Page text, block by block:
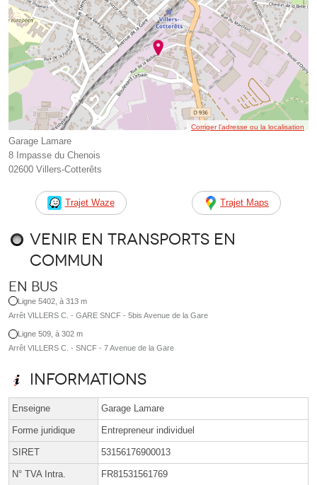
Corriger l’adresse ou la localisation
Garage Lamare
8 Impasse du Chenois
02600 Villers-Cotterêts
Trajet Waze Trajet Maps
Venir en transports en
commun
En bus
Ligne 5402, à 313 m
Arrêt VILLERS C. - GARE SNCF - 5bis Avenue de la Gare
Ligne 509, à 302 m
Arrêt VILLERS C. - SNCF - 7 Avenue de la Gare
Informations
Enseigne Garage Lamare
Forme juridique Entrepreneur individuel
SIRET 53156176900013
N° TVA Intra. FR81531561769